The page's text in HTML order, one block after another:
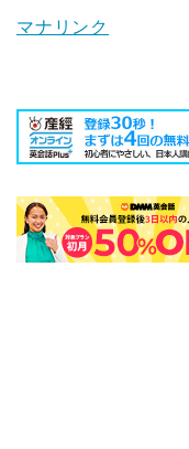
マナリンク